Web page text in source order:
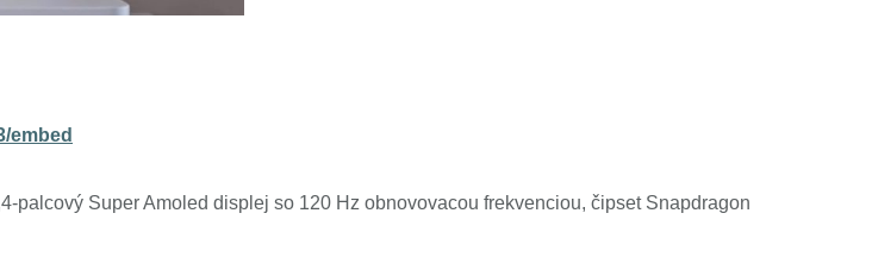
embed
palcový Super Amoled displej so 120 Hz obnovovacou frekvenciou, čipset Snapdragon